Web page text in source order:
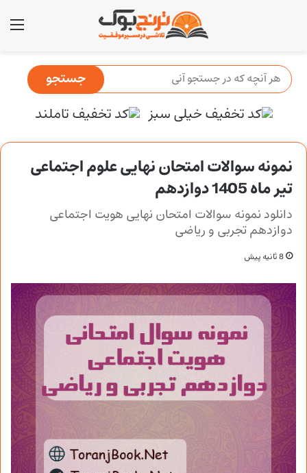
نمونه سوالات امتحان نهایی علوم اجتماعی
تیر ماه 1405 دوازدهم
دانلود نمونه سوالات امتحان نهایی هویت اجتماعی
دوازدهم تجربی و ریاضی
8 ثانیه پیش